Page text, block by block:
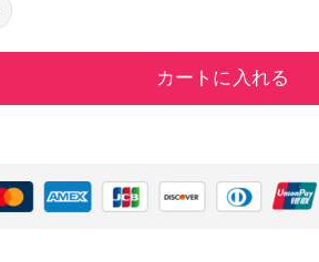
カートに入れる